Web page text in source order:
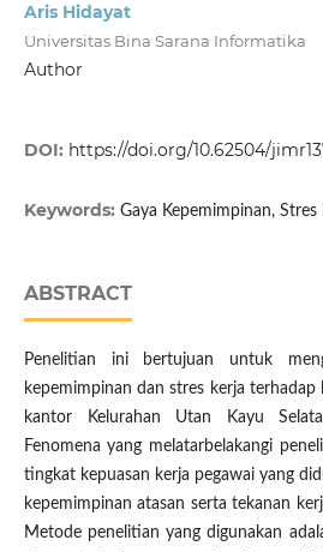
Aris Hidayat
Universitas Bina Sarana Informatika
Author
DOI: https://doi.org/10.62504/
Keywords: Gaya Kepemimpinan, Stres
ABSTRACT
Penelitian ini bertujuan untuk
kepemimpinan dan stres kerja terhadap
kantor Kelurahan Utan Kayu
Fenomena yang melatarbelakangi
tingkat kepuasan kerja pegawai yang
kepemimpinan atasan serta tekanan
Metode penelitian yang digunakan